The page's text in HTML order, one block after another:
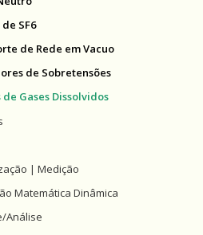
SF6
de Rede em Vacuo
de Sobretensões
Gases Dissolvidos
| Medição
Matemática Dinâmica
Análise